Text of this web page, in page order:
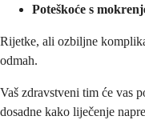
Poteškoće s
Rijetke, ali ozbiljne
odmah.
Vaš zdravstveni tim će vas
dosadne kako liječenje